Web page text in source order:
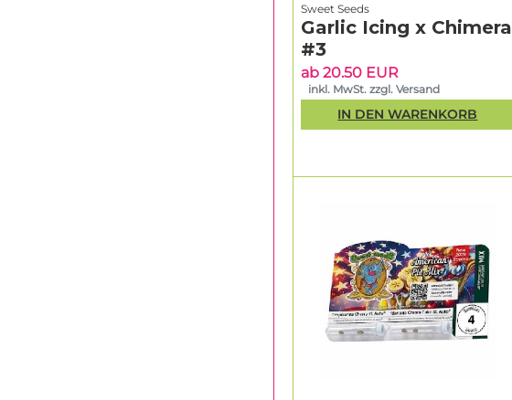
Sweet Seeds
Garlic Icing x Chimera
#3
ab 20.50 EUR
inkl. MwSt. zzgl. Versand
IN DEN WARENKORB